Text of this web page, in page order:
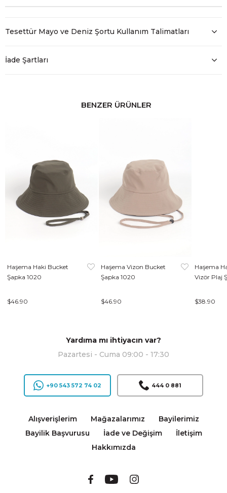
Tesettür Mayo ve Deniz Şortu Kullanım Talimatları
İade Şartları
BENZER ÜRÜNLER
Haşema Haki Bucket
Şapka 1020
$46.90
Haşema Vizon Bucket
Şapka 1020
$46.90
Haşema
Vizör Plaj
$38.90
Yardıma mı ihtiyacın var?
Pazartesi - Cuma 09:00 - 17:30
+90 543 572 74 02 444 0 881
Alışverişlerim Mağazalarımız
Bayilerimiz
Bayilik Başvurusu
İade ve Değişim
İletişim
Hakkımızda